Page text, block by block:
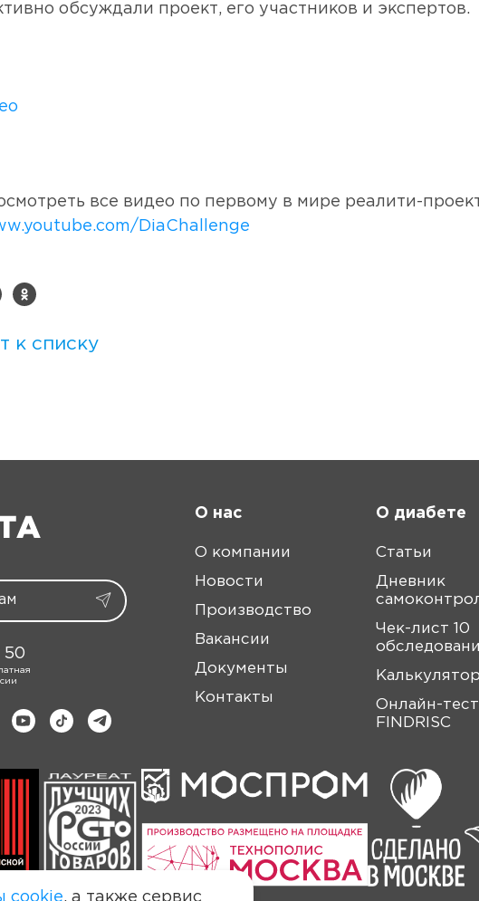
обсуждали проект, его участников и экспертов.
все видео по первому в мире реалити-
DiaChallenge
к списку
50
О нас
О компании
Новости
Производство
Вакансии
Документы
Контакты
О диабете
Статьи
Дневник
Чек-лист 10
Онлайн-тест
FINDRISC
cookie, а также сервис